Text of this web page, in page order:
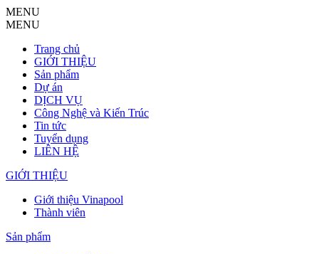
MENU
MENU
Trang chủ
GIỚI THIỆU
Sản phẩm
Dự án
DỊCH VỤ
Công Nghệ và Kiến Trúc
Tin tức
Tuyển dụng
LIÊN HỆ
GIỚI THIỆU
Giới thiệu Vinapool
Thành viên
Sản phẩm